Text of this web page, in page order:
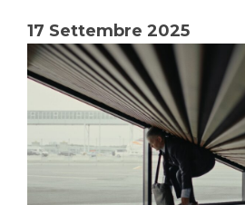
17 Settembre 2025